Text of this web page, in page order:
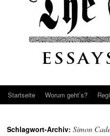
Startseite Worum geht’s?
Schlagwort-Archiv: Simon